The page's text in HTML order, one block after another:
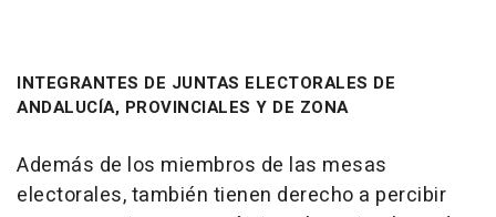
INTEGRANTES DE JUNTAS ELECTORALES DE
ANDALUCÍA, PROVINCIALES Y DE ZONA
Además de los miembros de las mesas
electorales, también tienen derecho a percibir